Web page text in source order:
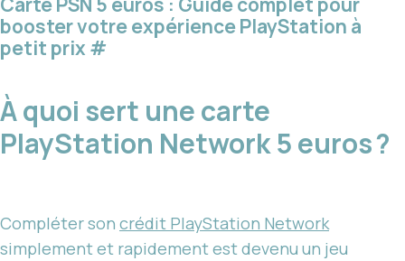
booster votre expérience PlayStation à
petit prix #
À quoi sert une carte
PlayStation Network 5 euros ?
Compléter son crédit PlayStation Network
simplement et rapidement est devenu un jeu